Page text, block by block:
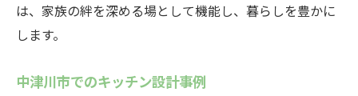
は、家族の絆を深める場として機能し、暮らしを豊かに
します。
中津川市でのキッチン設計事例